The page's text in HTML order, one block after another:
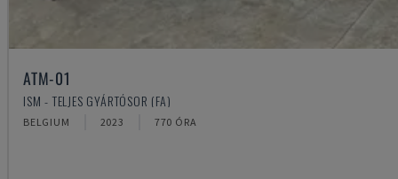
ATM-01
ISM - TELJES GYÁRTÓSOR (FA)
BELGIUM 2023 770 ÓRA